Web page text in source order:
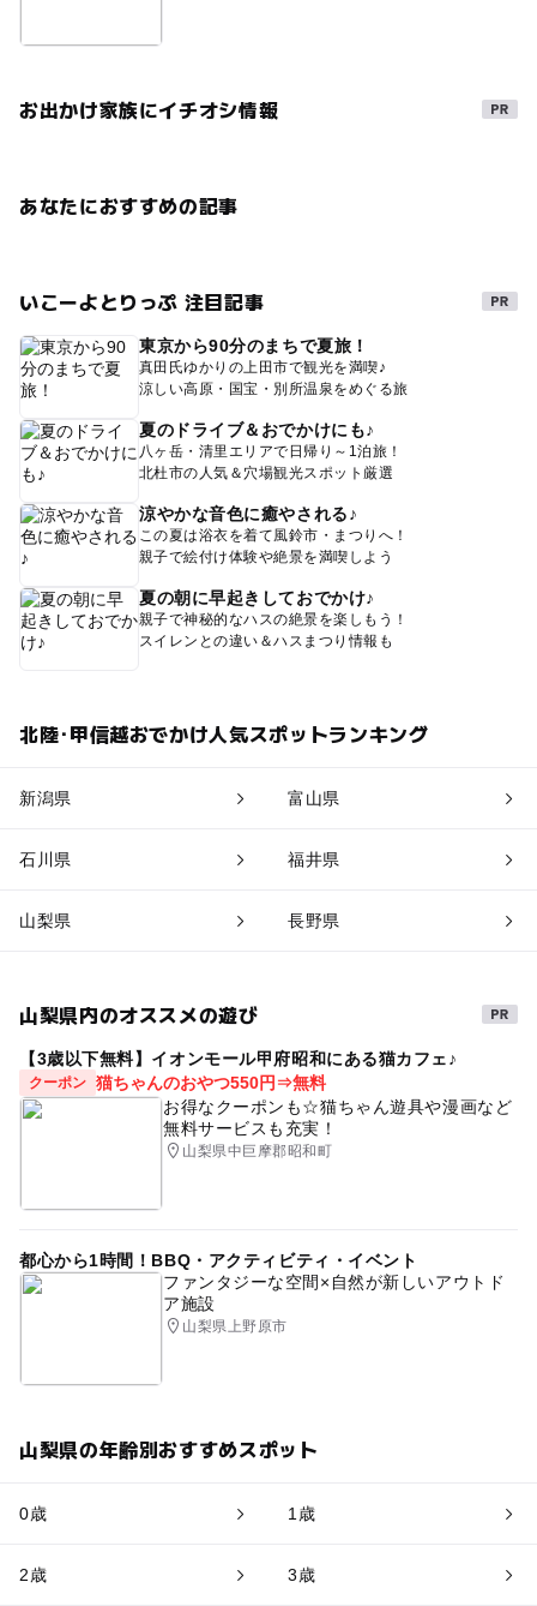
お出かけ家族にイチオシ情報
あなたにおすすめの記事
いこーよとりっぷ 注目記事
東京から90分のまちで夏旅！
真田氏ゆかりの上田市で観光を満喫♪
涼しい高原・国宝・別所温泉をめぐる旅
夏のドライブ＆おでかけにも♪
八ヶ岳・清里エリアで日帰り～1泊旅！
北杜市の人気＆穴場観光スポット厳選
涼やかな音色に癒やされる♪
この夏は浴衣を着て風鈴市・まつりへ！
親子で絵付け体験や絶景を満喫しよう
夏の朝に早起きしておでかけ♪
親子で神秘的なハスの絶景を楽しもう！
スイレンとの違い＆ハスまつり情報も
北陸･甲信越おでかけ人気スポットランキング
新潟県 富山県
石川県 福井県
山梨県 長野県
山梨県内のオススメの遊び
【3歳以下無料】イオンモール甲府昭和にある猫カフェ♪
クーポン 猫ちゃんのおやつ550円⇒無料
お得なクーポンも☆猫ちゃん遊具や漫画など
無料サービスも充実！
山梨県中巨摩郡昭和町
都心から1時間！BBQ・アクティビティ・イベント
ファンタジーな空間×自然が新しいアウトド
ア施設
山梨県上野原市
山梨県の年齢別おすすめスポット
0歳 1歳
2歳 3歳